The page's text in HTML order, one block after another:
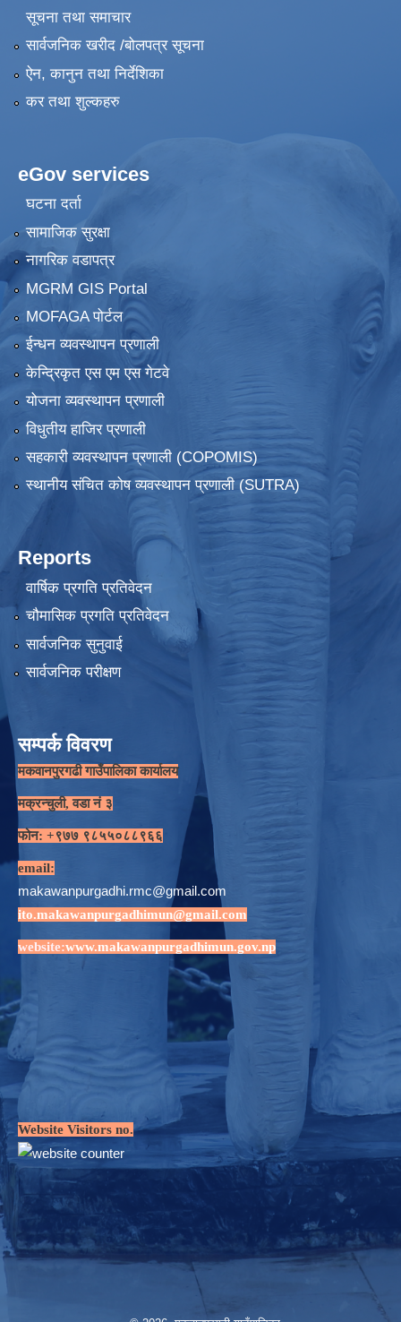
सूचना तथा समाचार
सार्वजनिक खरीद /बोलपत्र सूचना
ऐन, कानुन तथा निर्देशिका
कर तथा शुल्कहरु
eGov services
घटना दर्ता
सामाजिक सुरक्षा
नागरिक वडापत्र
MGRM GIS Portal
MOFAGA पोर्टल
ईन्धन व्यवस्थापन प्रणाली
केन्द्रिकृत एस एम एस गेटवे
योजना व्यवस्थापन प्रणाली
विधुतीय हाजिर प्रणाली
सहकारी व्यवस्थापन प्रणाली (COPOMIS)
स्थानीय संचित कोष व्यवस्थापन प्रणाली (SUTRA)
Reports
वार्षिक प्रगति प्रतिवेदन
चौमासिक प्रगति प्रतिवेदन
सार्वजनिक सुनुवाई
सार्वजनिक परीक्षण
सम्पर्क विवरण
मकवानपुरगढी गाउँपालिका कार्यालय
मक्रन्चुली, वडा नं ३
फोन: +९७७ ९८५५०८८९६६
email:
makawanpurgadhi.rmc@gmail.com
ito.makawanpurgadhimun@gmail.com
website:www.makawanpurgadhimun.gov.np
Website Visitors no.